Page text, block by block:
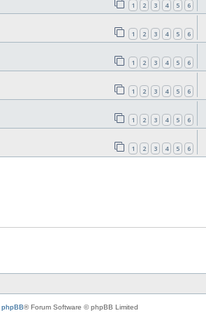
1 2 3 4 5 6
1 2 3 4 5 6
1 2 3 4 5 6
1 2 3 4 5 6
1 2 3 4 5 6
1 2 3 4 5 6
phpBB® Forum Software © phpBB Limited